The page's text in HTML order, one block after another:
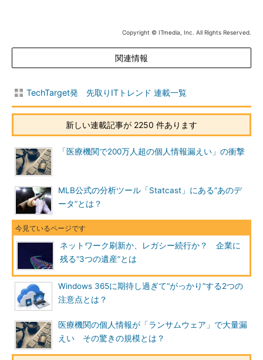
Copyright © ITmedia, Inc. All Rights Reserved.
関連情報
TechTarget発 先取りITトレンド 連載一覧
新しい連載記事が 2250 件あります
「医療機関で200万人超の個人情報漏えい」の衝撃
MLB公式の分析ツール「Statcast」にある“あのデ
ータ”とは？
ネットワーク刷新か、レガシー続行か？ 企業に
残る“3つの遺産”とは
Windows 365に期待し過ぎて“がっかり”する2つの
注意点とは？
医療機関の個人情報が「ランサムウェア」で大量漏
えい その驚きの規模とは？